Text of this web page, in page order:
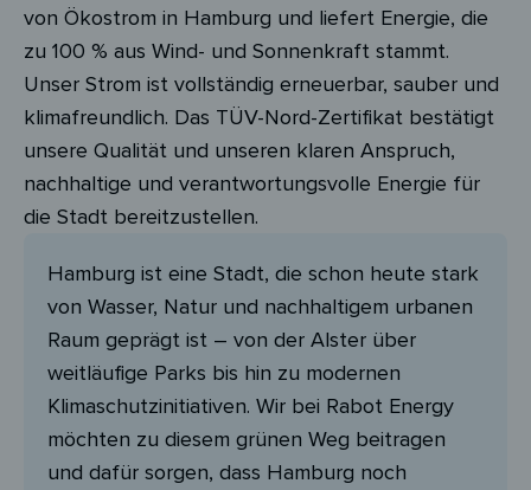
von Ökostrom in Hamburg und liefert Energie, die
zu 100 % aus Wind- und Sonnenkraft stammt.
Unser Strom ist vollständig erneuerbar, sauber und
klimafreundlich. Das TÜV-Nord-Zertifikat bestätigt
unsere Qualität und unseren klaren Anspruch,
nachhaltige und verantwortungsvolle Energie für
die Stadt bereitzustellen.
Hamburg ist eine Stadt, die schon heute stark
von Wasser, Natur und nachhaltigem urbanen
Raum geprägt ist – von der Alster über
weitläufige Parks bis hin zu modernen
Klimaschutzinitiativen. Wir bei Rabot Energy
möchten zu diesem grünen Weg beitragen
und dafür sorgen, dass Hamburg noch